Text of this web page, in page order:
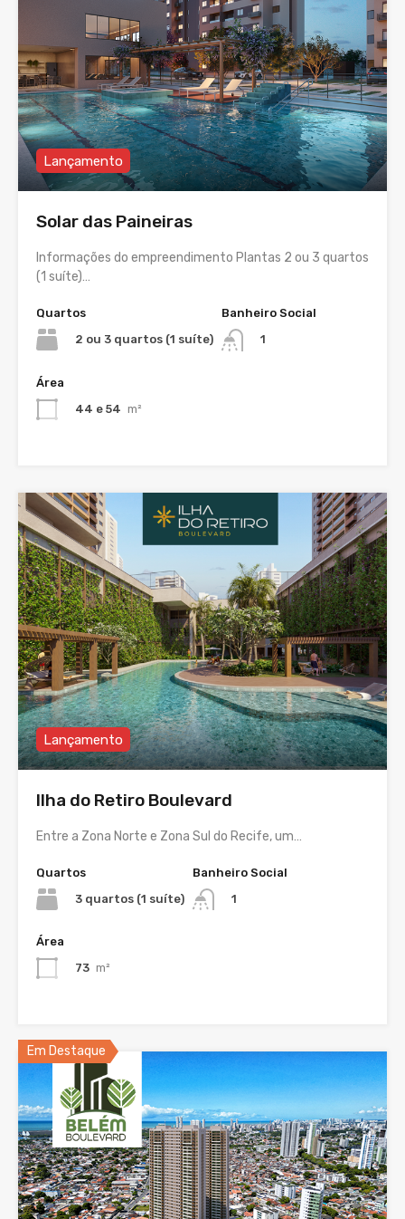
Lançamento
Solar das Paineiras
Informações do empreendimento Plantas 2 ou 3 quartos
(1 suíte)…
Quartos
2 ou 3 quartos (1 suíte)
Banheiro Social
1
Área
44 e 54 m²
Lançamento
Ilha do Retiro Boulevard
Entre a Zona Norte e Zona Sul do Recife, um…
Quartos
3 quartos (1 suíte)
Banheiro Social
1
Área
73 m²
Em Destaque